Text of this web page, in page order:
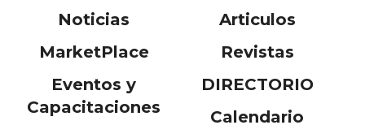
Noticias
Articulos
MarketPlace
Revistas
Eventos y
Capacitaciones
DIRECTORIO
Calendario